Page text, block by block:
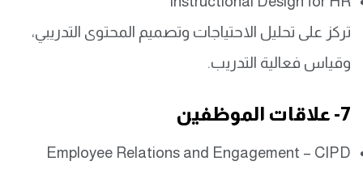
تركز على تحليل الاحتياجات وتصميم المحتوى التدريبي،
وقياس فعالية التدريب.
7- علاقات الموظفين
Employee Relations and Engagement – CIPD